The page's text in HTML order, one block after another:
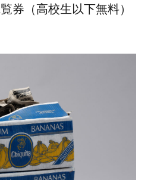
券（高校生以下無料）